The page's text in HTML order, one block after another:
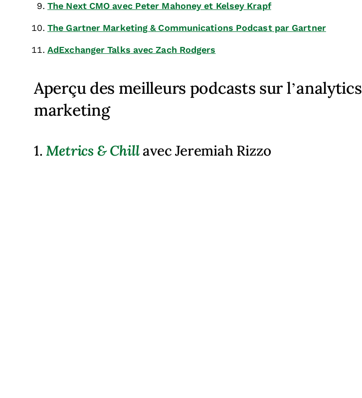
The Next CMOavec Peter Mahoney et Kelsey Krapf
The Gartner Marketing & Communications Podcastpar Gartner
AdExchanger Talks avec Zach Rodgers
Aperçu des meilleurs podcasts sur l’analytics
marketing
1.Metrics & Chillavec Jeremiah Rizzo